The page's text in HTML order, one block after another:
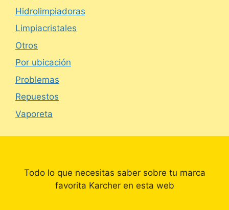
Hidrolimpiadoras
Limpiacristales
Otros
Por ubicación
Problemas
Repuestos
Vaporeta
Todo lo que necesitas saber sobre tu marca
favorita Karcher en esta web